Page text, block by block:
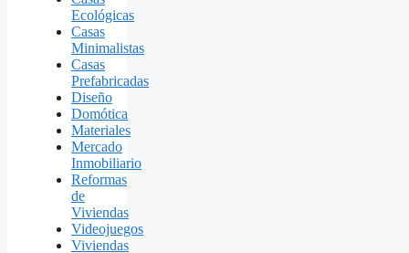
Ecológicas
Casas
Minimalistas
Casas
Prefabricadas
Diseño
Domótica
Materiales
Mercado
Inmobiliario
Reformas
de
Viviendas
Videojuegos
Viviendas